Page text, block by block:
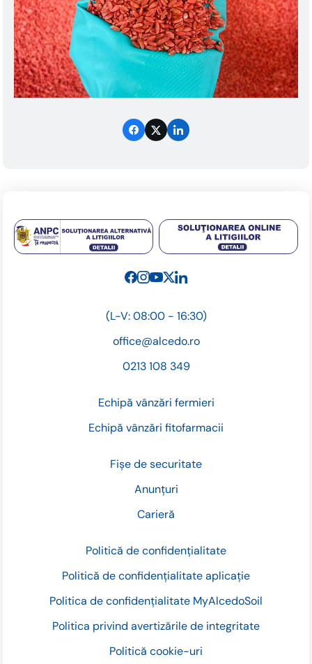
Fișe de securitate
Anunțuri
Carieră
Politică de confidențialitate
Politică de confidențialitate aplicație
Politica de confidențialitate MyAlcedoSoil
Politica privind avertizările de integritate
Politică cookie-uri
(L-V: 08:00 - 16:30)
office@alcedo.ro
0213 108 349
Echipă vânzări fermieri
Echipă vânzări fitofarmacii